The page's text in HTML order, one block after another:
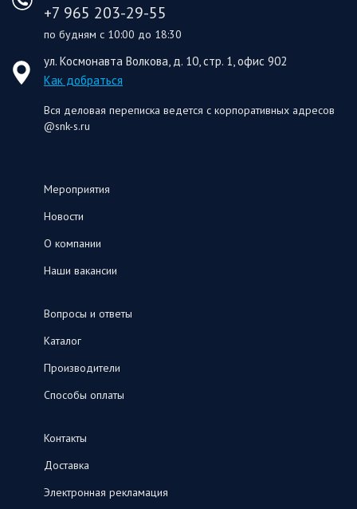
+7 965 203-29-55
по будням с 10:00 до 18:30
ул. Космонавта Волкова, д. 10, стр. 1, офис 902
Как добраться
Вся деловая переписка ведется с корпоративных адресов
@snk-s.ru
Мероприятия
Новости
О компании
Наши вакансии
Вопросы и ответы
Каталог
Производители
Способы оплаты
Контакты
Доставка
Электронная рекламация